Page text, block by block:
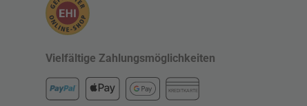
Vielfältige Zahlungsmöglichkeiten
KREDITKARTE